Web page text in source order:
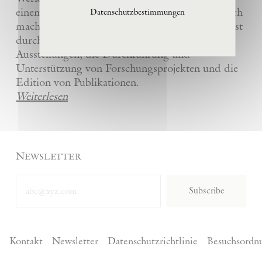
einem breiten Publikum in La Ribaute zugänglich
macht. Die Stiftung fördert zeitgenössische Kunst
durch die Organisation von internationalen
Ausstellungen, die Durchführung und
Unterstützung von Forschungsprojekten und die
Edition von Publikationen.
Weiterlesen
Newsletter
Subscribe
Kontakt Newsletter Datenschutzrichtlinie
Datenschutzbestimmungen